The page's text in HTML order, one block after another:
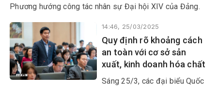
Phương hướng công tác nhân sự Đại hội XIV của Đảng.
14:46, 25/03/2025
Quy định rõ khoảng cách
an toàn với cơ sở sản
xuất, kinh doanh hóa chất
Sáng 25/3, các đại biểu Quốc